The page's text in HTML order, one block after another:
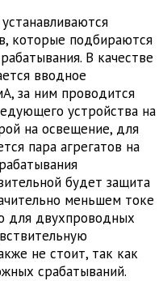
которые подбираются
В качестве
вводное
за ним проводится
устройства на
на освещение, для
пара агрегатов на
будет защита
меньшем токе
для двухпроводных
не стоит, так как
срабатываний.